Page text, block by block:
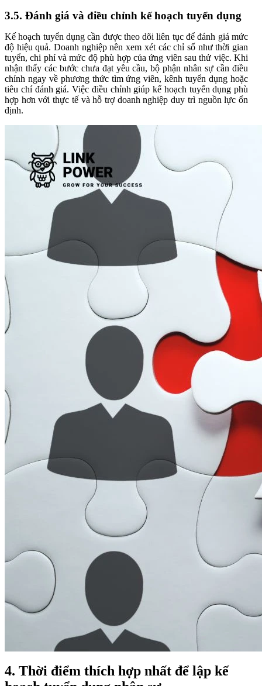
3.5. Đánh giá và điều chỉnh kế hoạch tuyển dụng
Kế hoạch tuyển dụng cần được theo dõi liên tục để đánh giá mức
độ hiệu quả. Doanh nghiệp nên xem xét các chỉ số như thời gian
tuyển, chi phí và mức độ phù hợp của ứng viên sau thử việc. Khi
nhận thấy các bước chưa đạt yêu cầu, bộ phận nhân sự cần điều
chỉnh ngay về phương thức tìm ứng viên, kênh tuyển dụng hoặc
tiêu chí đánh giá. Việc điều chỉnh giúp kế hoạch tuyển dụng phù
hợp hơn với thực tế và hỗ trợ doanh nghiệp duy trì nguồn lực ổn
định.
4. Thời điểm thích hợp nhất để lập kế